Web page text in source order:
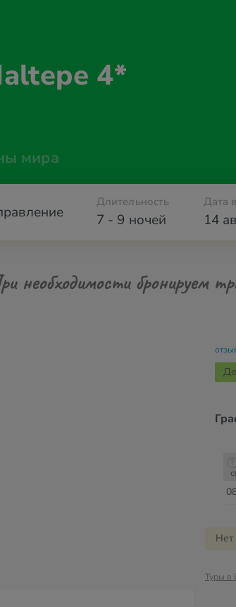
4*
мира
7 - 9 ночей
Длительность Дата
14
необходимости бронируем
Нет
Туры в